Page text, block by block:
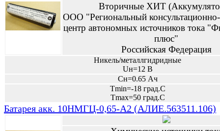
Вторичные ХИТ
ООО "Региональный консультационно-
центр автономных источников тока
плюс"
Российская Федерация
Никель/металлгидридные
Uн=12 В
Сн=0.65 Ач
Tmin=-18 град.С
Tmax=50 град.С
Батарея акк. 10НМГЦ-0,65-А2 (АЛИЕ.563511.106)